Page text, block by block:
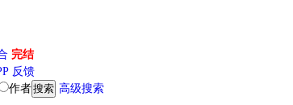
完结
反馈
作者
高级搜索